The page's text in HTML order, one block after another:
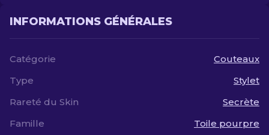
INFORMATIONS GÉNÉRALES
Catégorie
Couteaux
Type
Stylet
Rareté du Skin
Secrète
Famille
Toile pourpre